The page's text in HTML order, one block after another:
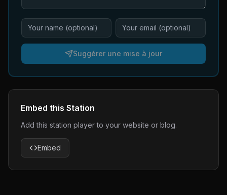
Suggérer une mise à jour
Embed this Station
Add this station player to your website or blog.
Embed